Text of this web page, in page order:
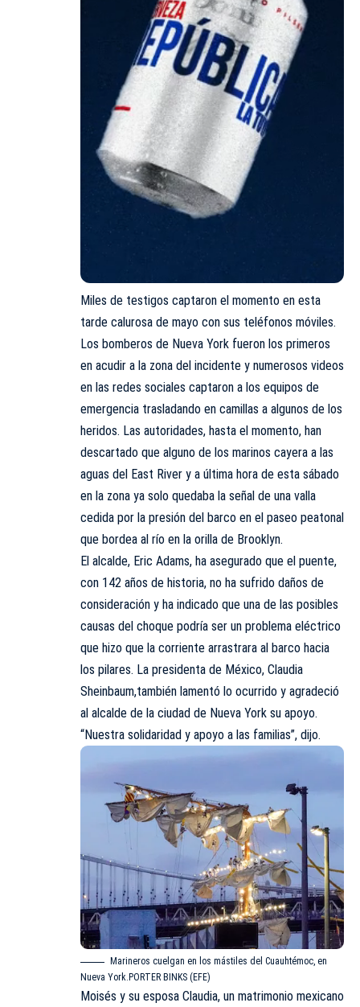
Miles de testigos captaron el momento en esta
tarde calurosa de mayo con sus teléfonos móviles.
Los bomberos de Nueva York fueron los primeros
en acudir a la zona del incidente y numerosos videos
en las redes sociales captaron a los equipos de
emergencia trasladando en camillas a algunos de los
heridos. Las autoridades, hasta el momento, han
descartado que alguno de los marinos cayera a las
aguas del East River y a última hora de esta sábado
en la zona ya solo quedaba la señal de una valla
cedida por la presión del barco en el paseo peatonal
que bordea al río en la orilla de Brooklyn.
El alcalde, Eric Adams, ha asegurado que el puente,
con 142 años de historia, no ha sufrido daños de
consideración y ha indicado que una de las posibles
causas del choque podría ser un problema eléctrico
que hizo que la corriente arrastrara al barco hacia
los pilares. La presidenta de México, Claudia
Sheinbaum,también lamentó lo ocurrido y agradeció
al alcalde de la ciudad de Nueva York su apoyo.
“Nuestra solidaridad y apoyo a las familias”, dijo.
Marineros cuelgan en los mástiles del Cuauhtémoc, en
Nueva York.PORTER BINKS (EFE)
Moisés y su esposa Claudia, un matrimonio mexicano